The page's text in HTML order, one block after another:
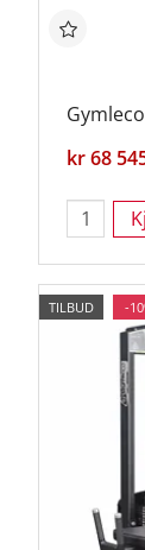
kr 68
TILBUD -